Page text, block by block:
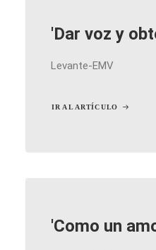
'Dar voz y
Levante-EMV
IR AL ARTÍCULO
'Como un